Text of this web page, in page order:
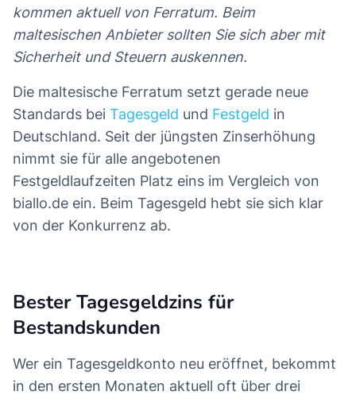
kommen aktuell von Ferratum. Beim
maltesischen Anbieter sollten Sie sich aber mit
Sicherheit und Steuern auskennen.
Die maltesische Ferratum setzt gerade neue
Standards bei Tagesgeld und Festgeld in
Deutschland. Seit der jüngsten Zinserhöhung
nimmt sie für alle angebotenen
Festgeldlaufzeiten Platz eins im Vergleich von
biallo.de ein. Beim Tagesgeld hebt sie sich klar
von der Konkurrenz ab.
Bester Tagesgeldzins für
Bestandskunden
Wer ein Tagesgeldkonto neu eröffnet, bekommt
in den ersten Monaten aktuell oft über drei